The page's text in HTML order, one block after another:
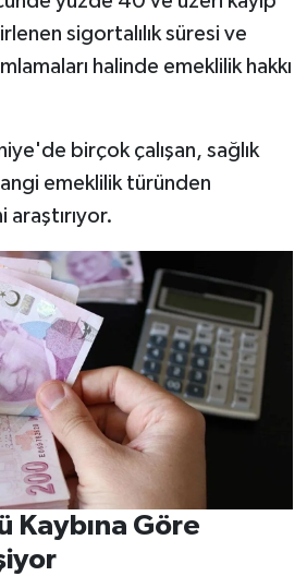
sigortalılık süresi ve
halinde emeklilik hakkı
birçok çalışan, sağlık
emeklilik türünden
Kaybına Göre